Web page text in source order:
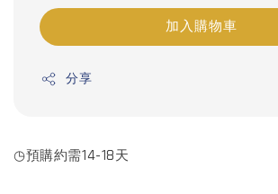
加入購物車
分享
◷預購約需14-18天